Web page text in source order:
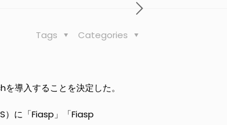
Categories
Tags
導入することを決定した。
に「Fiasp」「Fiasp